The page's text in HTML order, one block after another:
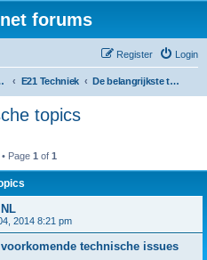
forums
Login
Register
- Dutch forum E21 Techniek De belangrijkste technische topics
topics
Page 1 of 1
2014 8:21 pm
technische issues